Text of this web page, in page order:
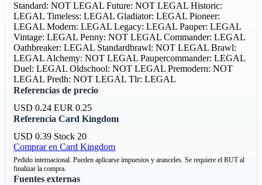
Standard: NOT LEGALFuture: NOT LEGALHistoric:
LEGALTimeless: LEGALGladiator: LEGALPioneer:
LEGALModern: LEGALLegacy: LEGALPauper: LEGAL
Vintage: LEGALPenny: NOT LEGALCommander: LEGAL
Oathbreaker: LEGAL Standardbrawl: NOT LEGALBrawl:
LEGALAlchemy: NOT LEGALPaupercommander: LEGAL
Duel: LEGALOldschool: NOT LEGALPremodern: NOT
LEGALPredh: NOT LEGALTlr: LEGAL
Referencias de precio
USD 0.24EUR 0.25
Referencia Card Kingdom
USD 0.39 Stock 20
Comprar en Card Kingdom
Pedido internacional. Pueden aplicarse impuestos y aranceles. Se requiere el RUT al
finalizar la compra.
Fuentes externas